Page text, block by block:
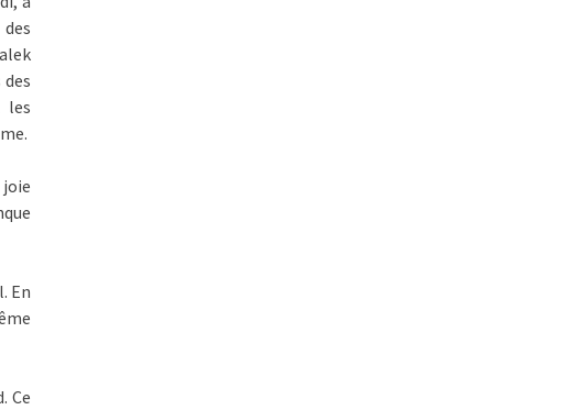
les
En
Ce